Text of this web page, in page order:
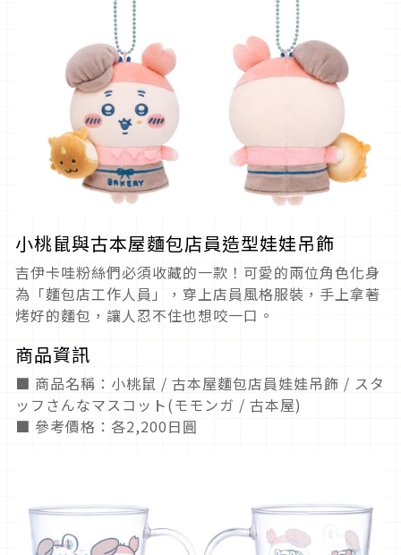
小桃鼠與古本屋麵包店員造型娃娃吊飾
吉伊卡哇粉絲們必須收藏的一款！可愛的兩位角色化身
為「麵包店工作人員」，穿上店員風格服裝，手上拿著
烤好的麵包，讓人忍不住也想咬一口。
商品資訊
■ 商品名稱：小桃鼠 / 古本屋麵包店員娃娃吊飾 / スタ
ッフさんなマスコット(モモンガ / 古本屋)
■ 參考價格：各2,200日圓